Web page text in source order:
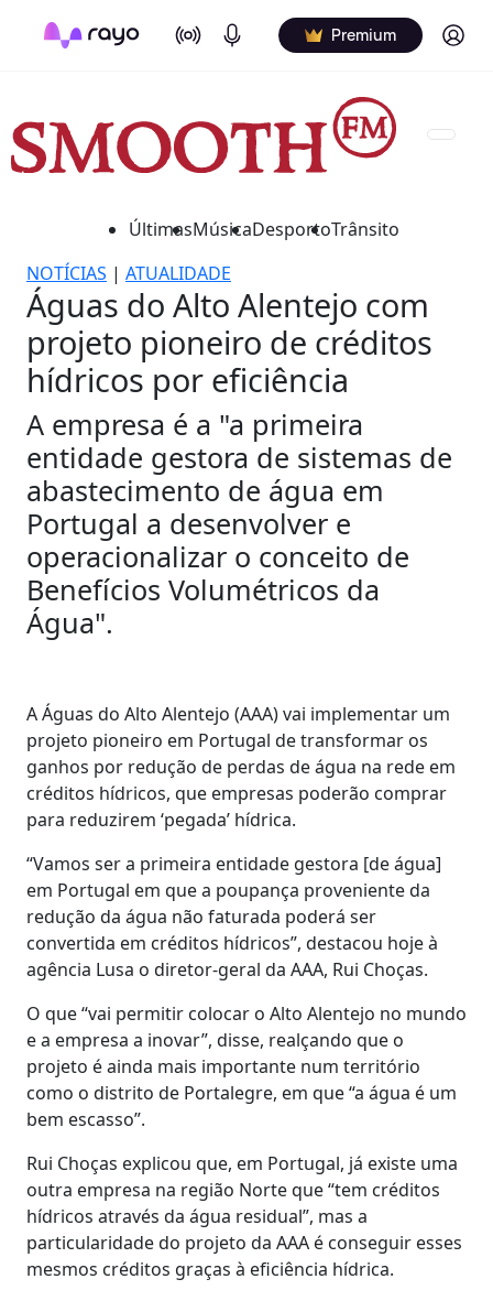
On Air Podcasts Premium Log in
ÚltimasMúsicaDesportoTrânsito
NOTÍCIAS | ATUALIDADE
Águas do Alto Alentejo com
projeto pioneiro de créditos
hídricos por eficiência
A empresa é a "a primeira
entidade gestora de sistemas de
abastecimento de água em
Portugal a desenvolver e
operacionalizar o conceito de
Benefícios Volumétricos da
Água".
A Águas do Alto Alentejo (AAA) vai implementar um
projeto pioneiro em Portugal de transformar os
ganhos por redução de perdas de água na rede em
créditos hídricos, que empresas poderão comprar
para reduzirem ‘pegada’ hídrica.
“Vamos ser a primeira entidade gestora [de água]
em Portugal em que a poupança proveniente da
redução da água não faturada poderá ser
convertida em créditos hídricos”, destacou hoje à
agência Lusa o diretor-geral da AAA, Rui Choças.
O que “vai permitir colocar o Alto Alentejo no mundo
e a empresa a inovar”, disse, realçando que o
projeto é ainda mais importante num território
como o distrito de Portalegre, em que “a água é um
bem escasso”.
Rui Choças explicou que, em Portugal, já existe uma
outra empresa na região Norte que “tem créditos
hídricos através da água residual”, mas a
particularidade do projeto da AAA é conseguir esses
mesmos créditos graças à eficiência hídrica.